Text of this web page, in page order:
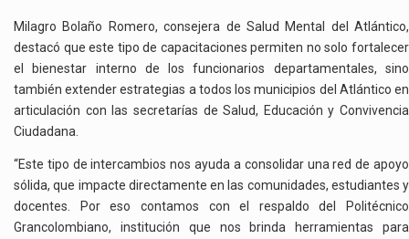
Milagro Bolaño Romero, consejera de Salud Mental del Atlántico,
destacó que este tipo de capacitaciones permiten no solo fortalecer
el bienestar interno de los funcionarios departamentales, sino
también extender estrategias a todos los municipios del Atlántico en
articulación con las secretarías de Salud, Educación y Convivencia
Ciudadana.
“Este tipo de intercambios nos ayuda a consolidar una red de apoyo
sólida, que impacte directamente en las comunidades, estudiantes y
docentes. Por eso contamos con el respaldo del Politécnico
Grancolombiano, institución que nos brinda herramientas para